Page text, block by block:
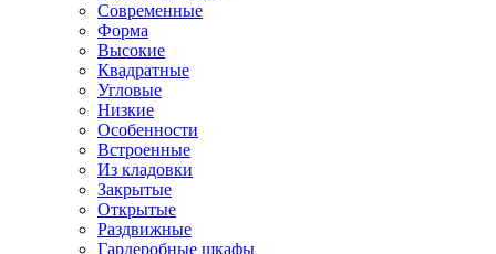
Современные
Форма
Высокие
Квадратные
Угловые
Низкие
Особенности
Встроенные
Из кладовки
Закрытые
Открытые
Раздвижные
Гардеробные шкафы